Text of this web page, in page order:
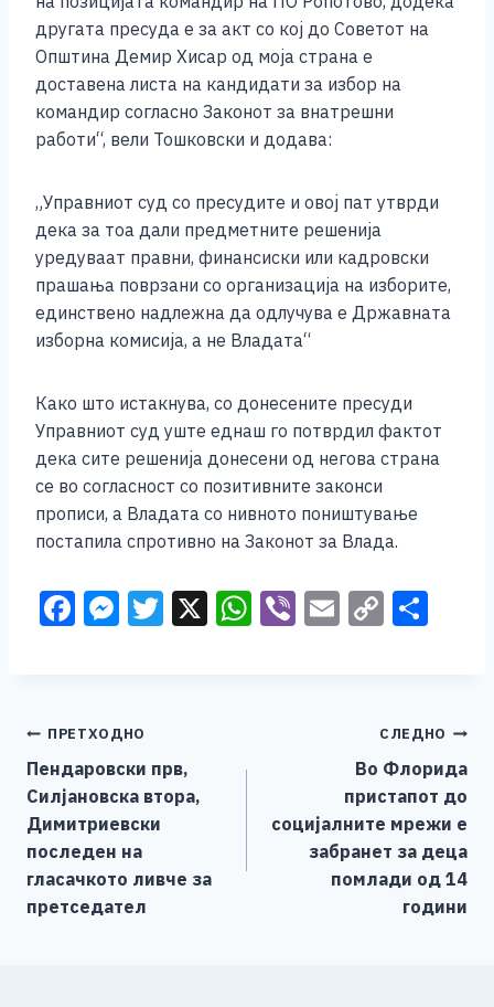
другата пресуда е за акт со кој до Советот на
Општина Демир Хисар од моја страна е
доставена листа на кандидати за избор на
командир согласно Законот за внатрешни
работи“, вели Тошковски и додава:
„Управниот суд со пресудите и овој пат утврди
дека за тоа дали предметните решенија
уредуваат правни, финансиски или кадровски
прашања поврзани со организација на изборите,
единствено надлежна да одлучува е Државната
изборна комисија, а не Владата“
Како што истакнува, со донесените пресуди
Управниот суд уште еднаш го потврдил фактот
дека сите решенија донесени од негова страна
се во согласност со позитивните законси
прописи, а Владата со нивното поништување
постапила спротивно на Законот за Влада.
F
b
o
o
k
M
n
g
er
T X W Vi E C
Li
n
k
Навигација
на
напис
ПРЕТХОДНО
Пендаровски прв,
Силјановска втора,
Димитриевски
последен на
гласачкото ливче за
претседател
СЛЕДНО
Во Флорида
пристапот до
социјалните мрежи е
забранет за деца
помлади од 14
години